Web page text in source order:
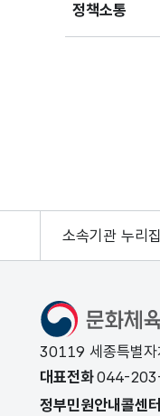
정책소통
소속기관 누리집
문화체육관광부
30119 세종특별
대표전화044-
정부민원안내콜센터